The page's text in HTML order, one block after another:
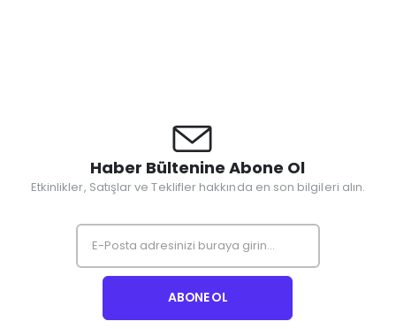
Haber Bültenine Abone Ol
Etkinlikler, Satışlar ve Teklifler hakkında en son bilgileri alın.